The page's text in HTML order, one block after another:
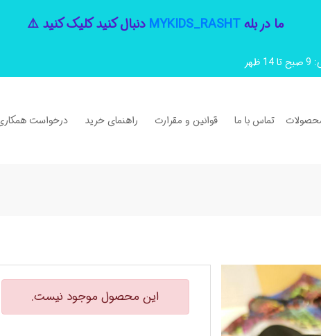
ما در بلهMYKIDS_RASHT دنبال کنید کلیک کنید ⚠️
تماس با ما قوانین و مقرارت راهنمای خرید درخواست
این محصول موجود نیست.